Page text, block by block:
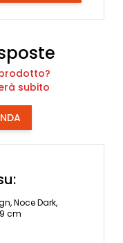
subito
Noce Dark,
cm